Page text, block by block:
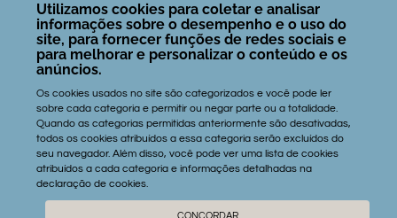
Contatos:
gerson@janelastaiba.com
+55 85 9 9182.2618
© Janelas Taíba - Aluguéis de Temporada
Utilizamos cookies para coletar e analisar
informações sobre o desempenho e o uso do
site, para fornecer funções de redes sociais e
para melhorar e personalizar o conteúdo e os
anúncios.
Os cookies usados no site são categorizados e você pode ler
sobre cada categoria e permitir ou negar parte ou a totalidade.
Quando as categorias permitidas anteriormente são desativadas,
todos os cookies atribuídos a essa categoria serão excluídos do
seu navegador. Além disso, você pode ver uma lista de cookies
atribuídos a cada categoria e informações detalhadas na
declaração de cookies.
CONCORDAR